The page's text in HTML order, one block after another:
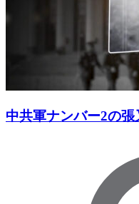
中共軍ナンバー2の